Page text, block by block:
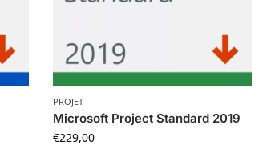
PROJET
Microsoft Project Standard 2019
€229,00